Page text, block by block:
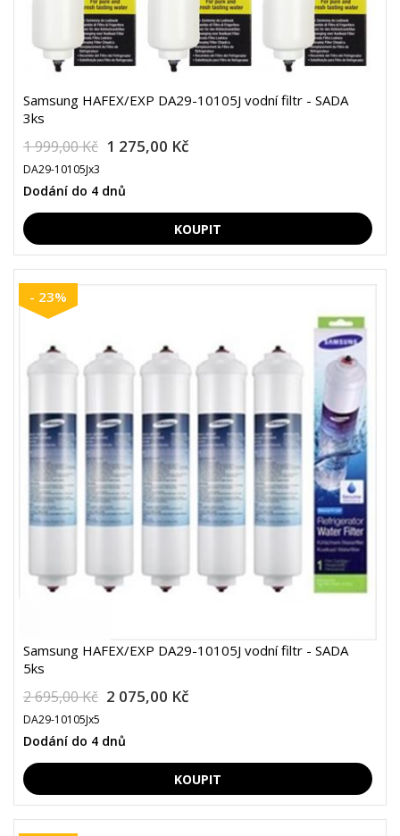
Samsung HAFEX/EXP DA29-10105J vodní filtr - SADA
3ks
1 999,00 Kč 1 275,00 Kč
DA29-10105Jx3
Dodání do 4 dnů
- 23%
Samsung HAFEX/EXP DA29-10105J vodní filtr - SADA
5ks
2 695,00 Kč 2 075,00 Kč
DA29-10105Jx5
Dodání do 4 dnů